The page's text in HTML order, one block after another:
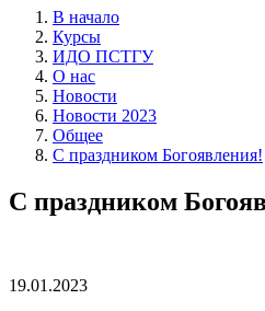
В начало
Курсы
ИДО ПСТГУ
О нас
Новости
Новости 2023
Общее
С праздником Богоявления!
С праздником
19.01.2023